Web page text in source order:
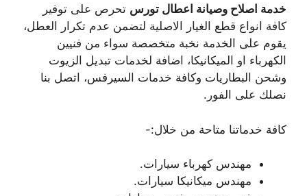
خدمة اصلاح وصيانة اعطال تورس تحرص على توفير
كافة انواع قطع الغيار الاصلية لتضمن عدم تكرار العطل،
يقوم على الخدمة نخبة متخصصة سواء من فنيين
الكهرباء او الميكانيكا، اضافة لخدمات تبديل الزيوت
وشحن البطاريات وكافة خدمات السيرفس، اتصل بنا
نصلك على الفور.
كافة خدماتنا متاحة من خلال:-
مهندس كهرباء سيارات.
مهندس ميكانيكا سيارات.